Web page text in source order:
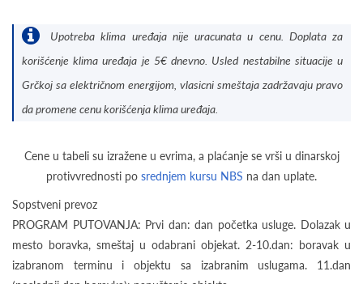
Upotreba klima uređaja nije uracunata u cenu. Doplata za
korišćenje klima uređaja je 5€ dnevno. Usled nestabilne situacije u
Grčkoj sa električnom energijom, vlasicni smeštaja zadržavaju pravo
da promene cenu korišćenja klima uređaja.
Cene u tabeli su izražene u evrima, a plaćanje se vrši u dinarskoj
protivvrednosti po srednjem kursu NBS na dan uplate.
Sopstveni prevoz
PROGRAM PUTOVANJA: Prvi dan: dan početka usluge. Dolazak u
mesto boravka, smeštaj u odabrani objekat. 2-10.dan: boravak u
izabranom terminu i objektu sa izabranim uslugama. 11.dan